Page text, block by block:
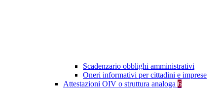
Scadenzario obblighi amministrativi
Oneri informativi per cittadini e imprese
Attestazioni OIV o struttura analoga 6